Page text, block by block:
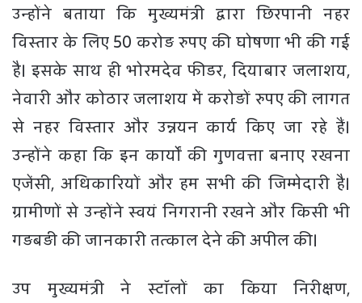
उन्होंने बताया कि मुख्यमंत्री द्वारा छिरपानी नहर
विस्तार के लिए 50 करोड़ रुपए की घोषणा भी की गई
है। इसके साथ ही भोरमदेव फीडर, दियाबार जलाशय,
नेवारी और कोठार जलाशय में करोड़ों रुपए की लागत
से नहर विस्तार और उन्नयन कार्य किए जा रहे हैं।
उन्होंने कहा कि इन कार्यों की गुणवत्ता बनाए रखना
एजेंसी, अधिकारियों और हम सभी की जिम्मेदारी है।
ग्रामीणों से उन्होंने स्वयं निगरानी रखने और किसी भी
गड़बड़ी की जानकारी तत्काल देने की अपील की।
उप मुख्यमंत्री ने स्टॉलों का किया निरीक्षण,